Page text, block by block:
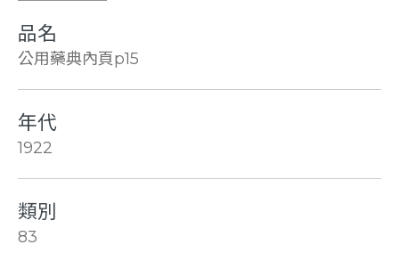
品名
公用藥典內頁p15
年代
1922
類別
83